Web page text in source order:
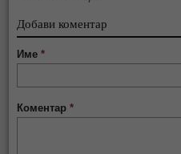
Добави коментар
Име*
Коментар*